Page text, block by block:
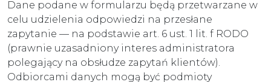
Dane podane w formularzu będą przetwarzane w
celu udzielenia odpowiedzi na przesłane
zapytanie — na podstawie art. 6 ust. 1 lit. f RODO
(prawnie uzasadniony interes administratora
polegający na obsłudze zapytań klientów).
Odbiorcami danych mogą być podmioty